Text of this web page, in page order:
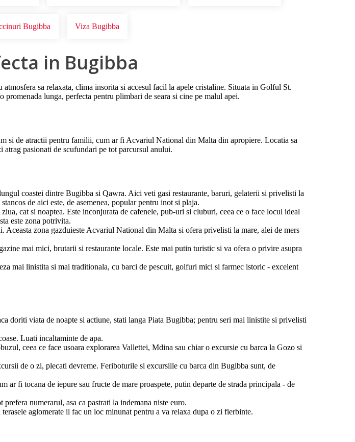
Bugibba Viza Bugibba
in Bugibba
sa relaxata, clima insorita si accesul facil la apele cristaline. Situata in Golful St.
lunga, perfecta pentru plimbari de seara si cine pe malul apei.
si de atractii pentru familii, cum ar fi Acvariul National din Malta din apropiere. Locatia sa
atrag pasionati de scufundari pe tot parcursul anului.
coastei dintre Bugibba si Qawra. Aici veti gasi restaurante, baruri, gelaterii si privelisti la
de aici este, de asemenea, popular pentru inot si plaja.
cat si noaptea. Este inconjurata de cafenele, pub-uri si cluburi, ceea ce o face locul ideal
este zona potrivita.
zona gazduieste Acvariul National din Malta si ofera privelisti la mare, alei de mers
mai mici, brutarii si restaurante locale. Este mai putin turistic si va ofera o privire asupra
mai linistita si mai traditionala, cu barci de pescuit, golfuri mici si farmec istoric - excelent
doriti viata de noapte si actiune, stati langa Piata Bugibba; pentru seri mai linistite si privelisti
Luati incaltaminte de apa.
ceea ce face usoara explorarea Vallettei, Mdina sau chiar o excursie cu barca la Gozo si
de o zi, plecati devreme. Feriboturile si excursiile cu barca din Bugibba sunt, de
ar fi tocana de iepure sau fructe de mare proaspete, putin departe de strada principala - de
numerarul, asa ca pastrati la indemana niste euro.
aglomerate il fac un loc minunat pentru a va relaxa dupa o zi fierbinte.